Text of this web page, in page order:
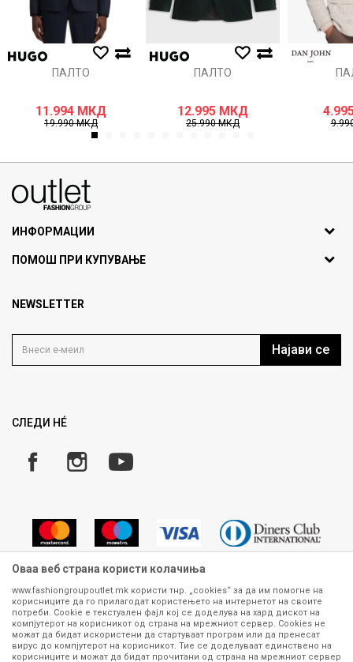
ПАЛТО
11.994 МКД
19.990МКД
ПАЛТО
12.995 МКД
25.990МКД
1
ИНФОРМАЦИИ
За нас
Продавница
Кариера
ПОМОШ ПРИ КУПУВАЊЕ
Политика на приватност
Како да купите
Замена и рефундација на производи
Плаќање
NEWSLETTER
Најави се
СЛЕДИ НÉ
Сите информации околу производите кои се изложени на нашата
онлајн продавница се стремиме да бидат конкретни, точни и прецизни,
меѓутоа не можеме да гарантираме дека се без ниту една грешка или
пак дека сите производи во моментот се достапни на залиха.
Оваа веб страна користи колачиња
www.fashiongroupoutlet.mk користи тнр. „cookies“ за да им помогне на
корисниците да го прилагодат користењето на интернетот на своите
потреби. Cookie е текстуален фајл кој се доделува на хард дискот на
компјутерот на корисникот од страна на мрежниот сервер. Cookies не
можат да бидат искористени да стартуваат програм или да пренесат
вирус до компјутерот на корисникот. Тие се доделуваат единствено на
корисниците и можат да бидат прочитани од страна на мрежниот сервер